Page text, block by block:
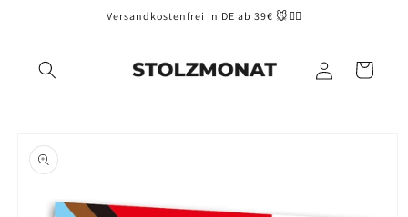
Versandkostenfrei in DE ab 39€ 🐭🏳️‍🌈
EinloggenWarenkorb